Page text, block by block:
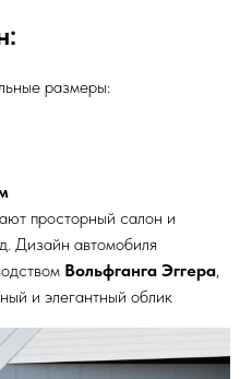
размеры:
просторный салон и
Дизайн автомобиля
Вольфганга Эггера,
и элегантный облик